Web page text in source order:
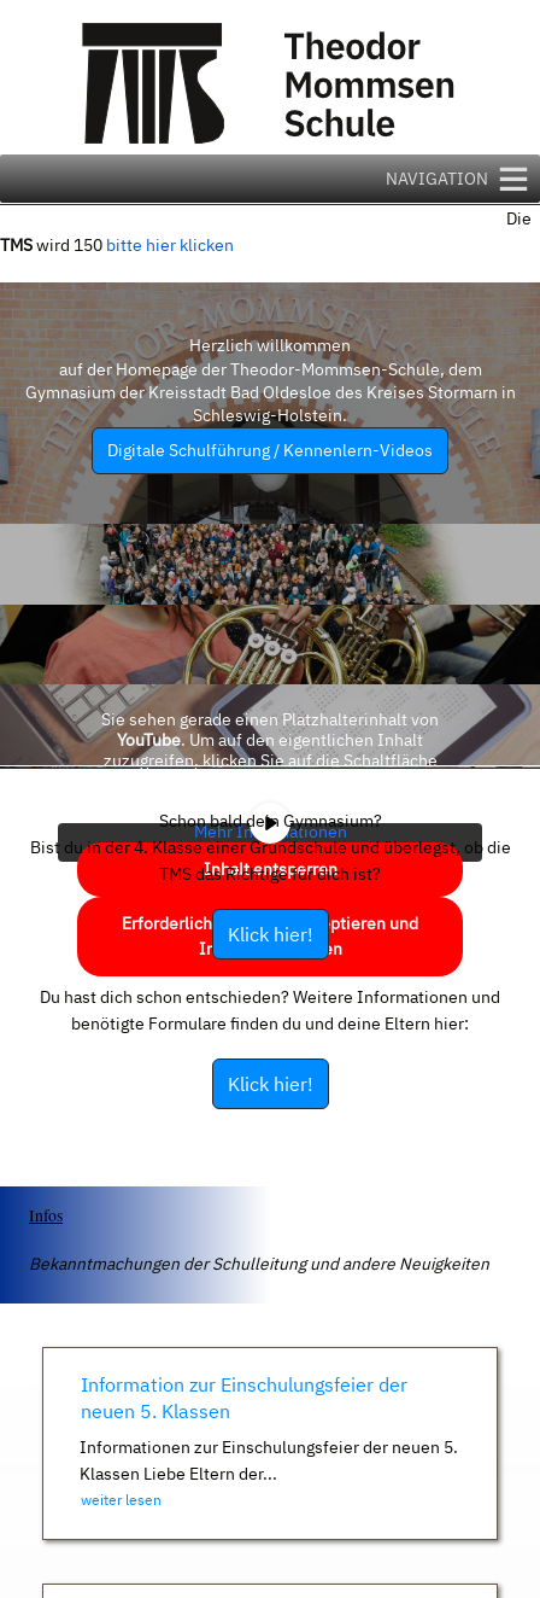
NAVIGATION
Die
TMSwird 150 bitte hier klicken
Herzlich willkommen
auf der Homepage der Theodor-Mommsen-Schule, dem
Gymnasium der Kreisstadt Bad Oldesloe des Kreises Stormarn in
Schleswig-Holstein.
Digitale Schulführung / Kennenlern-Videos
Sie sehen gerade einen Platzhalterinhalt von
YouTube. Um auf den eigentlichen Inhalt
zuzugreifen, klicken Sie auf die Schaltfläche
Mehr Informationen
Inhalt entsperren
Erforderlichen Service akzeptieren und
Inhalte entsperren
Schon bald dein Gymnasium?
Bist du in der 4. Klasse einer Grundschule und überlegst, ob die
TMS das Richtige für dich ist?
Klick hier!
Du hast dich schon entschieden? Weitere Informationen und
benötigte Formulare finden du und deine Eltern hier:
Klick hier!
Infos
Bekanntmachungen der Schulleitung und andere Neuigkeiten
Information zur Einschulungsfeier der
neuen 5. Klassen
Informationen zur Einschulungsfeier der neuen 5.
Klassen Liebe Eltern der...
weiter lesen